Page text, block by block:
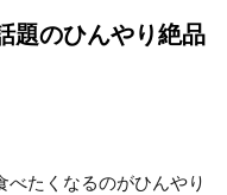
題のひんやり絶品
たくなるのがひんやり